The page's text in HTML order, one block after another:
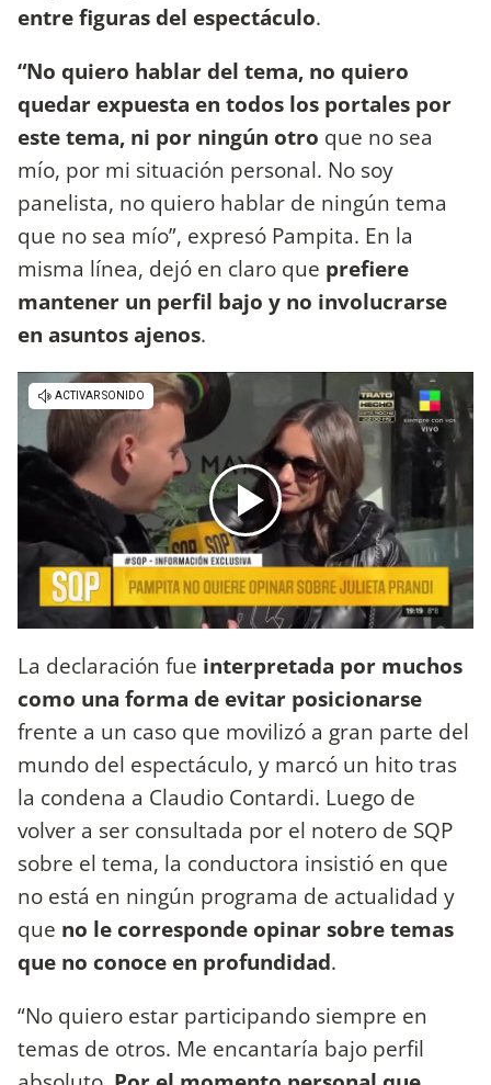
entre figuras del espectáculo.
“No quiero hablar del tema, no quiero
quedar expuesta en todos los portales por
este tema, ni por ningún otro que no sea
mío, por mi situación personal. No soy
panelista, no quiero hablar de ningún tema
que no sea mío”, expresó Pampita. En la
misma línea, dejó en claro que prefiere
mantener un perfil bajo y no involucrarse
en asuntos ajenos.
La declaración fue interpretada por muchos
como una forma de evitar posicionarse
frente a un caso que movilizó a gran parte del
mundo del espectáculo, y marcó un hito tras
la condena a Claudio Contardi. Luego de
volver a ser consultada por el notero de SQP
sobre el tema, la conductora insistió en que
no está en ningún programa de actualidad y
que no le corresponde opinar sobre temas
que no conoce en profundidad.
“No quiero estar participando siempre en
temas de otros. Me encantaría bajo perfil